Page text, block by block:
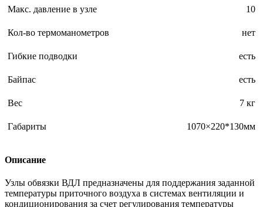
Макс. давление в узле 10
Кол-во термоманометров нет
Гибкие подводки есть
Байпас есть
Вес 7 кг
Габариты 1070×220*130мм
Описание
Узлы обвязки ВДЛ предназначены для поддержания заданной
температуры приточного воздуха в системах вентиляции и
кондиционирования за счет регулирования температуры